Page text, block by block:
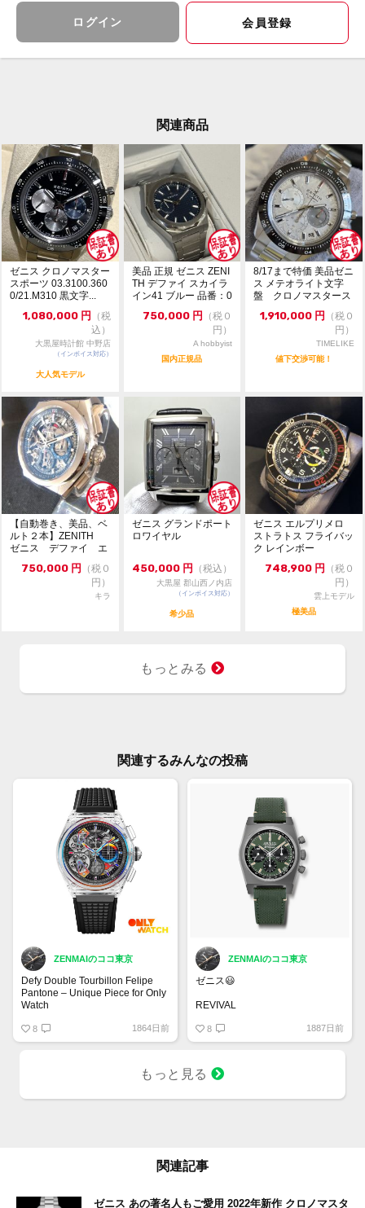
生じる場合がございます。
※写真に写っていな付属品や記載がない物については付
属していない場合がございます。
予めご了承ください。
ID⇒＠243yutff
写真を送って頂ければ金額をすぐにご提示致します。
【無金利・低金利ローン】
ブランド館心斎橋店にて無金利ローンも承っておりま
す。
お電話、メールでのお問い合わせも承ります。
【お問合せ先】
大黒屋ブランド館 心斎橋店
TEL:06-4708-9570
MAIL: br-shinsaibashi01@e-daikoku.com
LINE:@243yutff
ログイン 会員登録
関連商品
ゼニス クロノマスター
スポーツ 03.3100.360
0/21.M310 黒文字...
1,080,000 円
（税
込）
大黒屋時計館 中野店
（インボイス対応）
大人気モデル
美品 正規 ゼニス ZENI
TH デファイ スカイラ
イン41 ブルー 品番：0
750,000 円
（税０
円）
A hobbyist
国内正規品
8/17まで特価 美品ゼニ
ス メテオライト文字
盤 クロノマスタース
1,910,000 円
（税０
円）
TIMELIKE
値下交渉可能！
【自動巻き、美品、ベ
ルト２本】ZENITH
ゼニス デファイ エ
750,000 円 （税０
円）
キラ
ゼニス グランドポート
ロワイヤル
450,000 円 （税込）
大黒屋 郡山西ノ内店
（インボイス対応）
希少品
ゼニス エルプリメロ
ストラトス フライバッ
ク レインボー
748,900 円 （税０
円）
雲上モデル
極美品
もっとみる
関連するみんなの投稿
ZENMAIのココ東京
Defy Double Tourbillon Felipe
Pantone – Unique Piece for Only
Watch
8 1864日前
ZENMAIのココ東京
ゼニス😃
REVIVAL
サファリ
ケース
37 mm オリジナル 1969 ケース
式クロノグラフ
8 1887日前
もっと見る
関連記事
ゼニス あの著名人もご愛用 2022年新作 クロノマスタ